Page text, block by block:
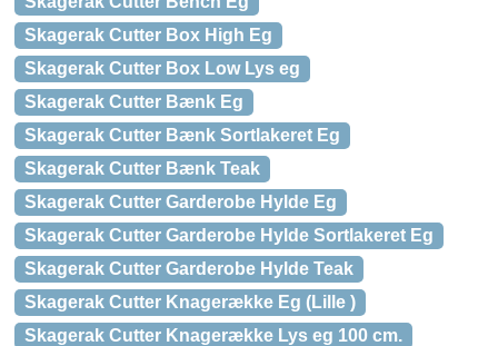
Skagerak Cutter Box High Eg
Skagerak Cutter Box Low Lys eg
Skagerak Cutter Bænk Eg
Skagerak Cutter Bænk Sortlakeret Eg
Skagerak Cutter Bænk Teak
Skagerak Cutter Garderobe Hylde Eg
Skagerak Cutter Garderobe Hylde Sortlakeret Eg
Skagerak Cutter Garderobe Hylde Teak
Skagerak Cutter Knagerække Eg (Lille )
Skagerak Cutter Knagerække Lys eg 100 cm.